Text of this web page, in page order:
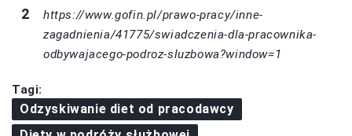
https://www.gofin.pl/prawo-pracy/inne-
zagadnienia/41775/swiadczenia-dla-pracownika-
odbywajacego-podroz-sluzbowa?window=1
Tagi:
Odzyskiwanie diet od pracodawcy